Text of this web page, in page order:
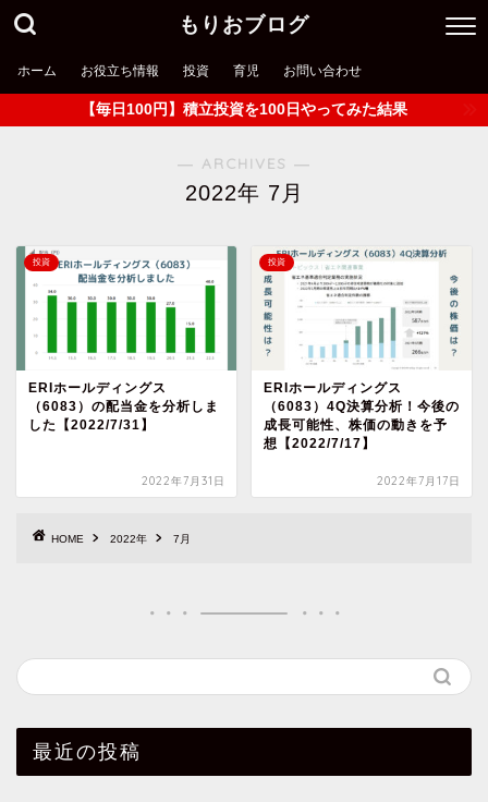
もりおブログ
ホーム お役立ち情報 投資 育児 お問い合わせ
【毎日100円】積立投資を100日やってみた結果
― ARCHIVES ―
2022年 7月
投資
ERIホールディングス
（6083）の配当金を分析しま
した【2022/7/31】
2022年7月31日
投資
ERIホールディングス
（6083）4Q決算分析！今後の
成長可能性、株価の動きを予
想【2022/7/17】
2022年7月17日
HOME 2022年 7月
最近の投稿